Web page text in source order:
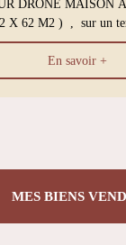
DRONE MAISON
X 62 M2 ) , sur un
, avec entrée plain
, 2 salons , 2 salles
central fioul , double
. Bassin d'eau
GRANDE
DE LA
En savoir +
MES BIENS